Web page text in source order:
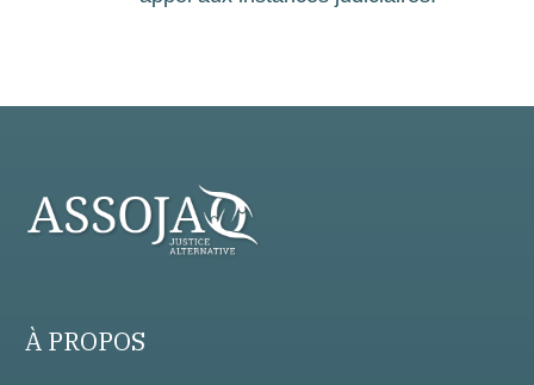
À PROPOS